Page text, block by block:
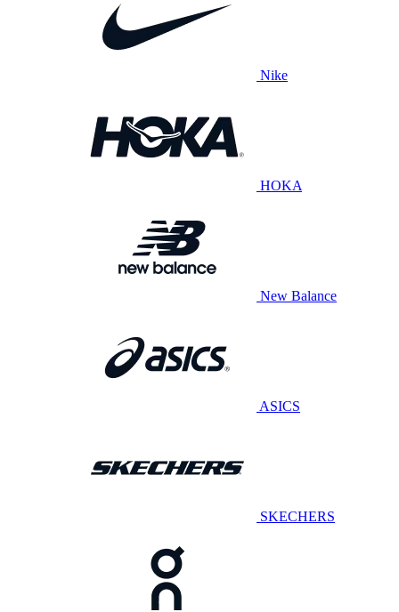
Nike
HOKA
New Balance
ASICS
SKECHERS